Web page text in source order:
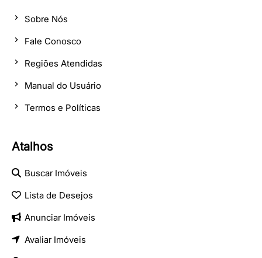
Sobre Nós
Fale Conosco
Regiões Atendidas
Manual do Usuário
Termos e Políticas
Atalhos
Buscar Imóveis
Lista de Desejos
Anunciar Imóveis
Avaliar Imóveis